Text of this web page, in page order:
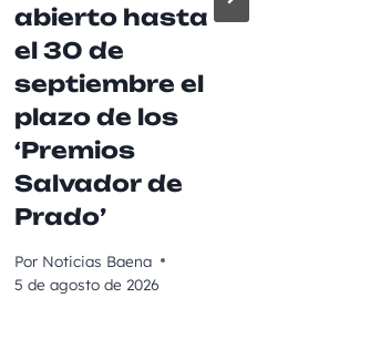
abierto hasta
el 30 de
septiembre el
plazo de los
‘Premios
Salvador de
Prado’
Por Noticias Baena
5 de agosto de 2026